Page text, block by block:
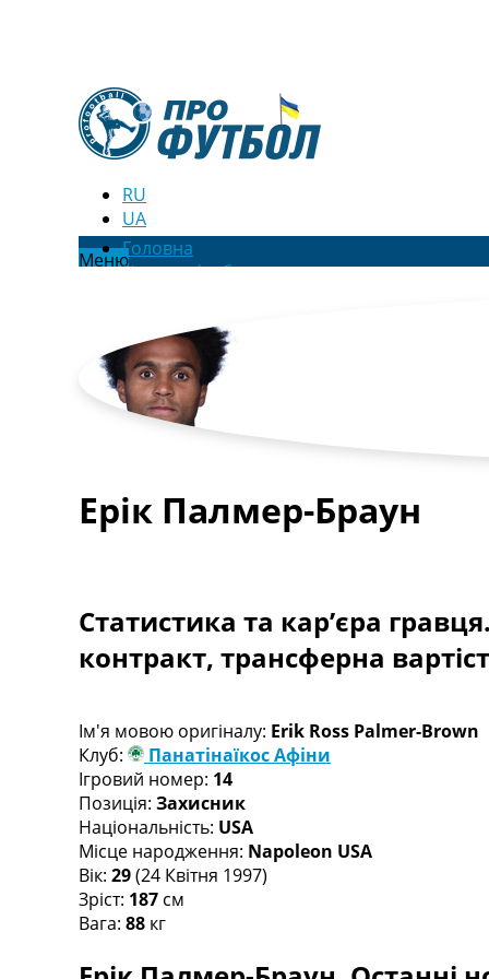
RU
UA
МенюГоловна
Новини футболу
Футбольні трансфери
Останні коментарі
Конкурс прогнозів
Логін
Рейтінги
Турніри
Чемпіонат Світу
Англія. Прем’єр-Ліга
Іспанія. Ла Ліга
Ще Турніри >>>
Чемпіонат Світу. Турнирні таблиці
Таблиця УПЛ
Перша Ліга
Таблиця АПЛ
Таблиця Ла Ліги
Таблиця Ліги Чемпіонів
Всі таблиці >>>
Рейтинги
Рейтинг ФІФА
Ерік Палмер-Браун
Статистика та кар’єра
контракт, трансферна
Ім'я мовою оригіналу: Erik Ross Palmer-Brown
Клуб:
Панатінаїкос Афіни
Ігровий номер: 14
Позиція: Захисник
Національність: USA
Місце народження: Napoleon USA
Вік: 29(24 Квітня 1997)
Зріст: 187 см
Вага: 88 кг